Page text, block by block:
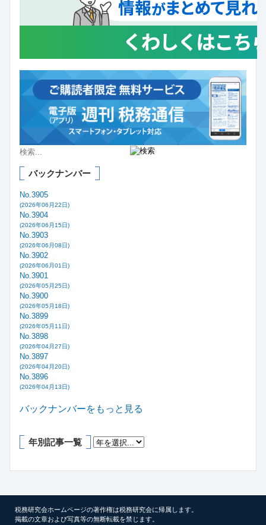
バックナンバー
No.3905
(2026年06月22日)
No.3904
(2026年06月15日)
No.3903
(2026年06月08日)
No.3902
(2026年06月01日)
No.3901
(2026年05月25日)
No.3900
(2026年05月18日)
No.3899
(2026年05月11日)
No.3898
(2026年04月27日)
No.3897
(2026年04月20日)
No.3896
(2026年04月13日)
バックナンバーをもっと見る
年別記事一覧
税務研究会ホームページの著作権は税務研究会に帰属します。
掲載の文章および写真等の無断転載を禁じます。